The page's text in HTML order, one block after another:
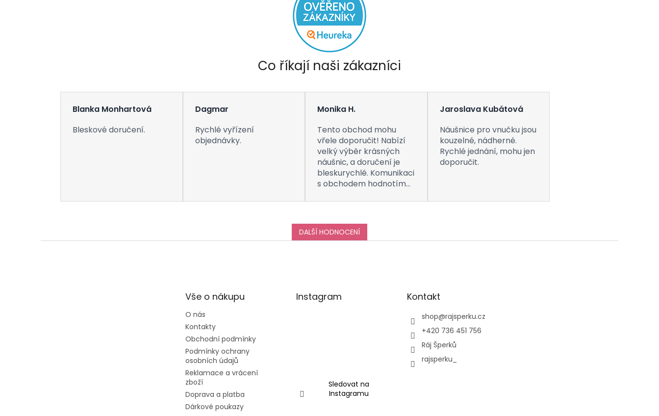
Co říkají naši zákazníci
Blanka Monhartová
Bleskové doručení.
Dagmar
Rychlé vyřízení
objednávky.
Monika H.
Tento obchod mohu
vřele doporučit! Nabízí
velký výběr krásných
náušnic, a doručení je
bleskurychlé. Komunikaci
s obchodem hodnotím
za vše, a určitě se k vám
:-)
Jaroslava Kubátová
Náušnice pro vnučku jsou
kouzelné, nádherné.
Rychlé jednání, mohu jen
doporučit.
DALŠÍ HODNOCENÍ
Vše o nákupu
O nás
Kontakty
Obchodní podmínky
Podmínky ochrany
osobních údajů
Reklamace a vrácení
zboží
Doprava a platba
Dárkové poukazy
Instagram
Sledovat na
Instagramu
Kontakt
shop@rajsperku.cz
+420 736 451 756
Ráj Šperků
rajsperku_